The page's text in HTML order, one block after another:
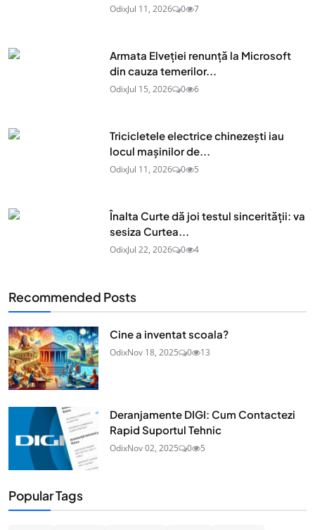
OdixJul 11, 2026 0 7
Armata Elveției renunță la Microsoft
din cauza temerilor...
OdixJul 15, 2026 0 6
Tricicletele electrice chinezești iau
locul mașinilor de...
OdixJul 11, 2026 0 5
Înalta Curte dă joi testul sincerității: va
sesiza Curtea...
OdixJul 22, 2026 0 4
Recommended Posts
Cine a inventat scoala?
OdixNov 18, 2025 0 13
Deranjamente DIGI: Cum Contactezi
Rapid Suportul Tehnic
OdixNov 02, 2025 0 5
Popular Tags